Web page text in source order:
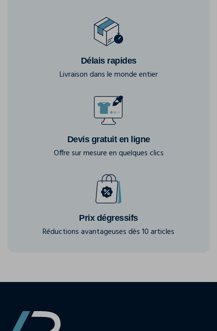
Délais rapides
Livraison dans le monde entier
Devis gratuit en ligne
Offre sur mesure en quelques clics
Prix dégressifs
Réductions avantageuses dès 10 articles